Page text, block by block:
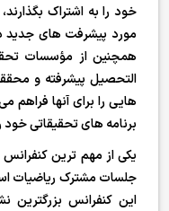
خود را به اشتراک
همچنین از مؤسسات
التحصیل پیشرفته و
هایی را برای آنها فراهم
برنامه های تحقیقاتی
جلسات مشترک ریاضیات
این کنفرانس